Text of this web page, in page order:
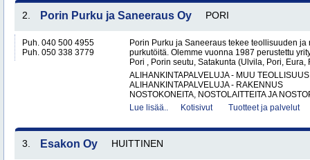
2. Porin Purku ja Saneeraus Oy PORI
Puh. 040 500 4955
Puh. 050 338 3779
Porin Purku ja Saneeraus tekee teollisuuden
purkutöitä. Olemme vuonna 1987 perustettu
Pori , Porin seutu, Satakunta (Ulvila, Pori, Eura,
ALIHANKINTAPALVELUJA - MUU TEOLLISUUS
ALIHANKINTAPALVELUJA - RAKENNUS
NOSTOKONEITA, NOSTOLAITTEITA JA
Lue lisää..
Kotisivut Tuotteet ja palvelut
3. Esakon Oy HUITTINEN